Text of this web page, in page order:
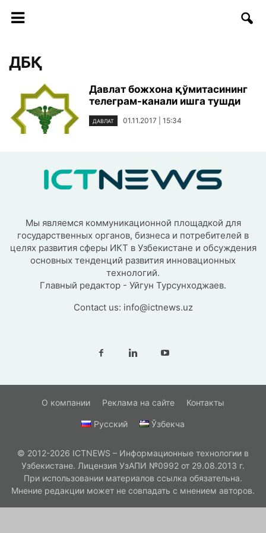
ДБҚ
Давлат божхона қўмитасининг
телеграм-канали ишга тушди
ДАВЛАТ 01.11.2017 | 15:34
Мы являемся коммуникационной площадкой для
государственных органов, бизнеса и потребителей в
целях развития сферы ИКТ в Узбекистане и обсуждения
основных тенденций развития инновационных
технологий.
Главный редактор - Уйгун Турсунходжаев.
Contact us: info@ictnews.uz
О компании Реклама на сайте Контакты
Русский Ўзбекча
© 2012-2026 ICTNEWS – Информационные технологии в
Узбекистане. Лицензия УзАПИ №0992 от 29.08.2013 г.
При использовании материалов ссылка обязательна.
Мнение редакции может не совпадать с мнением авторов.